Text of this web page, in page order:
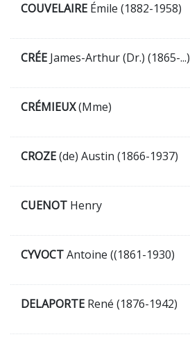
COUVELAIRE Émile (1882-1958)
CRÉE James-Arthur (Dr.) (1865-...)
CRÉMIEUX(Mme)
CROZE(de) Austin (1866-1937)
CUENOT Henry
CYVOCTAntoine ((1861-1930)
DELAPORTE René (1876-1942)